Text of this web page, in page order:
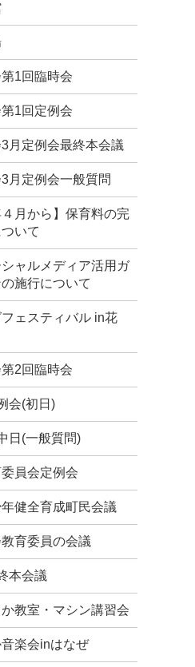
1回臨時会
1回定例会
月定例会最終本会議
月定例会一般質問
４月から】保育料の完
いて
ャルメディア活用ガ
施行について
ェスティバル in花
2回臨時会
会(初日)
日(一般質問)
員会定例会
健全育成町民会議
育委員の会議
本会議
教室・マシン講習会
楽会inはなぜ